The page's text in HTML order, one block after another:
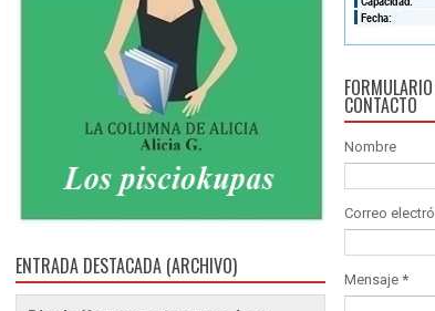
ENTRADA DESTACADA (ARCHIVO)
CONTACTO
Nombre
Correo
Mensaje *